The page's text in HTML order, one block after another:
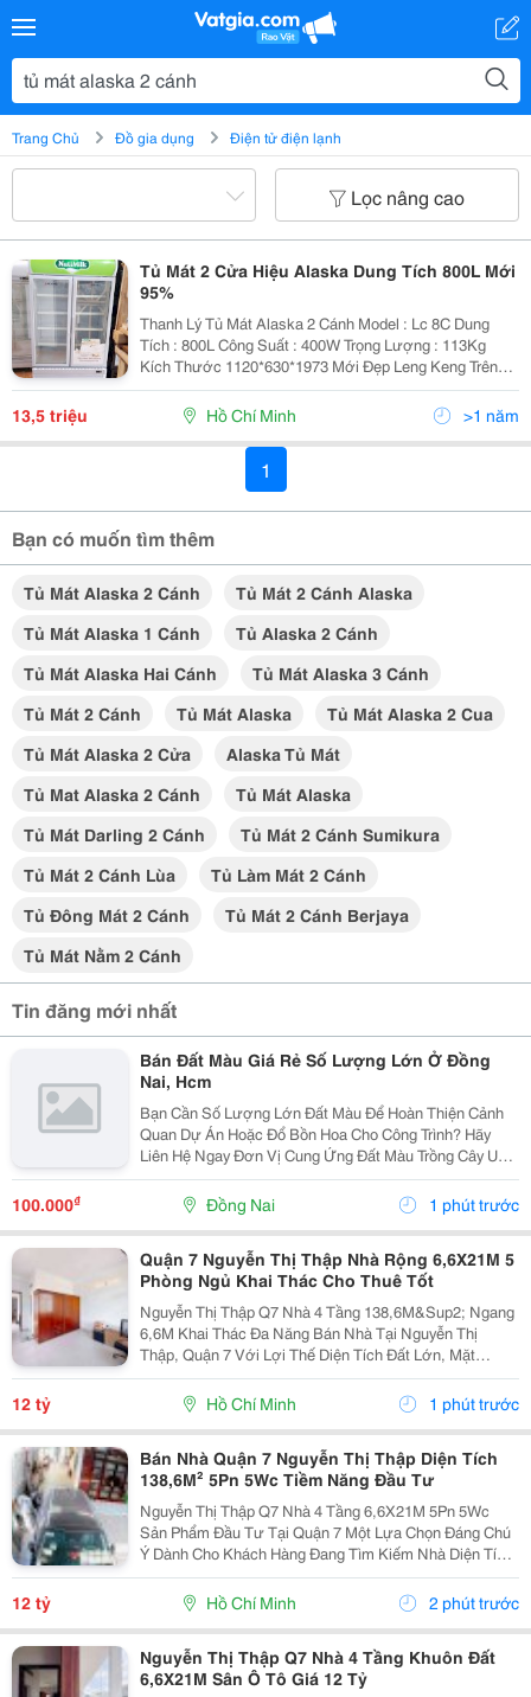
Trang Chủ Đồ gia dụng Điện tử điện lạnh
Lọc nâng cao
Tủ Mát 2 Cửa Hiệu Alaska Dung Tích 800L Mới
95%
Thanh Lý Tủ Mát Alaska 2 Cánh Model : Lc 8C Dung
Tích : 800L Công Suất : 400W Trọng Lượng : 113Kg
Kích Thước 1120*630*1973 Mới Đẹp Leng Keng Trên
95% Chất Liệu Lòng Tủ Bằng Nhựa, Foam Dầy Cách
Nhiệt Tốt . Đèn Led Trong Tủ Và Trên Hộp...
13,5 triệu Hồ Chí Minh >1 năm
1
Bạn có muốn tìm thêm
Tủ Mát Alaska 2 Cánh
Tủ Mát 2 Cánh Alaska
Tủ Mát Alaska 1 Cánh
Tủ Alaska 2 Cánh
Tủ Mát Alaska Hai Cánh
Tủ Mát Alaska 3 Cánh
Tủ Mát 2 Cánh
Tủ Mát Alaska
Tủ Mát Alaska 2 Cua
Tủ Mát Alaska 2 Cửa
Alaska Tủ Mát
Tủ Mat Alaska 2 Cánh
Tủ Mát Alaska
Tủ Mát Darling 2 Cánh
Tủ Mát 2 Cánh Sumikura
Tủ Mát 2 Cánh Lùa
Tủ Làm Mát 2 Cánh
Tủ Đông Mát 2 Cánh
Tủ Mát 2 Cánh Berjaya
Tủ Mát Nằm 2 Cánh
Tin đăng mới nhất
Bán Đất Màu Giá Rẻ Số Lượng Lớn Ở Đồng
Nai, Hcm
Bạn Cần Số Lượng Lớn Đất Màu Để Hoàn Thiện Cảnh
Quan Dự Án Hoặc Đổ Bồn Hoa Cho Công Trình? Hãy
Liên Hệ Ngay Đơn Vị Cung Ứng Đất Màu Trồng Cây Uy
Tín Nhất Đồng Nai, Tp. Hcm . Chúng Tôi Tự Hào Là Đối
Tác Của Nhiều Nhà Thầu Lớn Nhờ Mức Giá Cạnh Tranh
100.000₫ Đồng Nai 1 phút trước
Quận 7 Nguyễn Thị Thập Nhà Rộng 6,6X21M 5
Phòng Ngủ Khai Thác Cho Thuê Tốt
Nguyễn Thị Thập Q7 Nhà 4 Tầng 138,6M&Sup2; Ngang
6,6M Khai Thác Đa Năng Bán Nhà Tại Nguyễn Thị
Thập, Quận 7 Với Lợi Thế Diện Tích Đất Lớn, Mặt
Ngang Rộng Và Kết Cấu Hoàn Chỉnh, Phù Hợp Cho
Khách Hàng Đang Tìm Kiếm Tài Sản Có Khả Năng Sử
Dụng Linh...
12 tỷ Hồ Chí Minh 1 phút trước
Bán Nhà Quận 7 Nguyễn Thị Thập Diện Tích
138,6M² 5Pn 5Wc Tiềm Năng Đầu Tư
Nguyễn Thị Thập Q7 Nhà 4 Tầng 6,6X21M 5Pn 5Wc
Sản Phẩm Đầu Tư Tại Quận 7 Một Lựa Chọn Đáng Chú
Ý Dành Cho Khách Hàng Đang Tìm Kiếm Nhà Diện Tích
Lớn Tại Quận 7, Vừa Đáp Ứng Nhu Cầu Sử Dụng Hiện
Tại Vừa Có Tiềm Năng Khai Thác Trong Tương Lai.
12 tỷ Hồ Chí Minh 2 phút trước
Nguyễn Thị Thập Q7 Nhà 4 Tầng Khuôn Đất
6,6X21M Sân Ô Tô Giá 12 Tỷ